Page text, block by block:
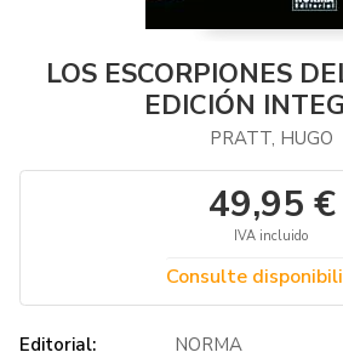
LOS ESCORPIONES
EDICIÓN
PRATT, HUGO
49,95 €
IVA incluido
Consulte
Editorial:
NORMA